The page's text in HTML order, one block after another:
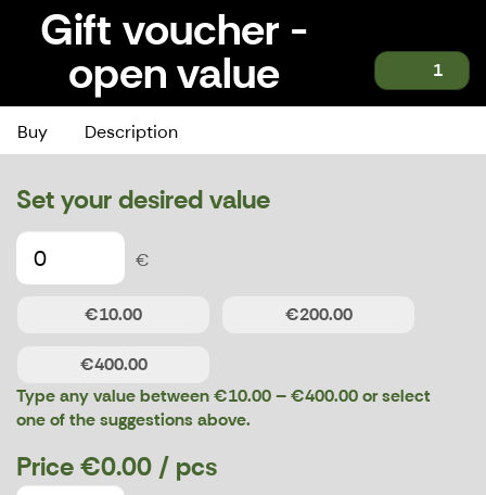
Gift voucher -
open value 1
Gift voucher - open value
Buy Description
Set your desired value
€
€10.00 €200.00
€400.00
Type any value between €10.00 – €400.00 or select
one of the suggestions above.
Price€0.00 / pcs